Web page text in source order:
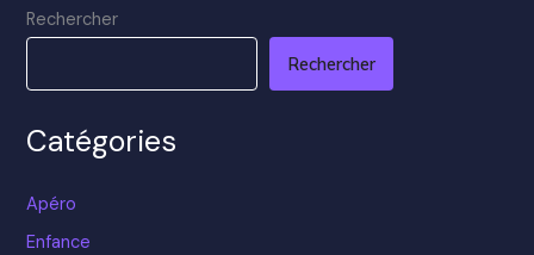
Rechercher
Rechercher
Catégories
Apéro
Enfance